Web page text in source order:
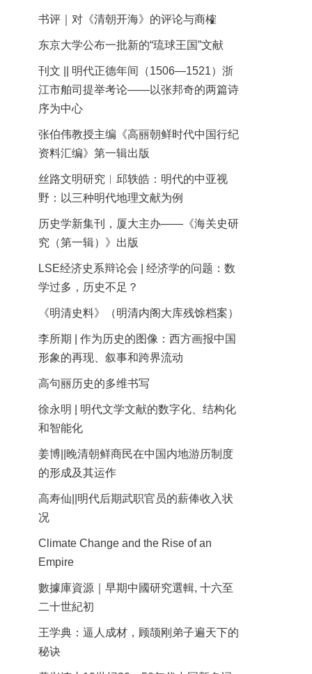
书评｜对《清朝开海》的评论与商榷
东京大学公布一批新的“琉球王国”文献
刊文 || 明代正德年间（1506—1521）浙
江市舶司提举考论——以张邦奇的两篇诗
序为中心
张伯伟教授主编《高丽朝鲜时代中国行纪
资料汇编》第一辑出版
丝路文明研究︱邱轶皓：明代的中亚视
野：以三种明代地理文献为例
历史学新集刊，厦大主办——《海关史研
究（第一辑）》出版
LSE经济史系辩论会 | 经济学的问题：数
学过多，历史不足？
《明清史料》（明清内阁大库残馀档案）
李所期 | 作为历史的图像：西方画报中国
形象的再现、叙事和跨界流动
高句丽历史的多维书写
徐永明 | 明代文学文献的数字化、结构化
和智能化
姜博||晚清朝鲜商民在中国内地游历制度
的形成及其运作
高寿仙||明代后期武职官员的薪俸收入状
况
Climate Change and the Rise of an
Empire
數據庫資源｜早期中國研究選輯, 十六至
二十世紀初
王学典：逼人成材，顾颉刚弟子遍天下的
秘诀